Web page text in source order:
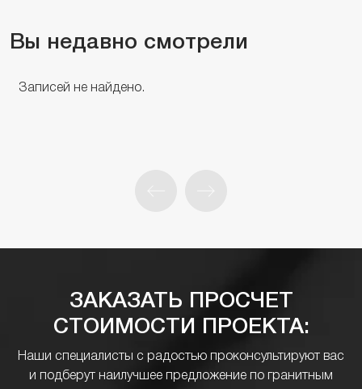
Вы недавно смотрели
Записей не найдено.
ЗАКАЗАТЬ ПРОСЧЕТ
СТОИМОСТИ ПРОЕКТА:
Наши специалисты с радостью проконсультируют вас
и подберут наилучшее предложение по гранитным